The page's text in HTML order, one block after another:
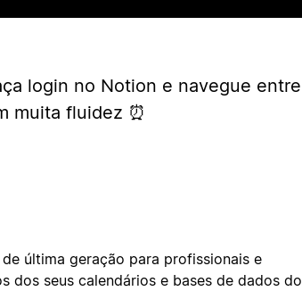
login no Notion e navegue entre
muita fluidez ⏰
última geração para profissionais e
dos seus calendários e bases de dados do